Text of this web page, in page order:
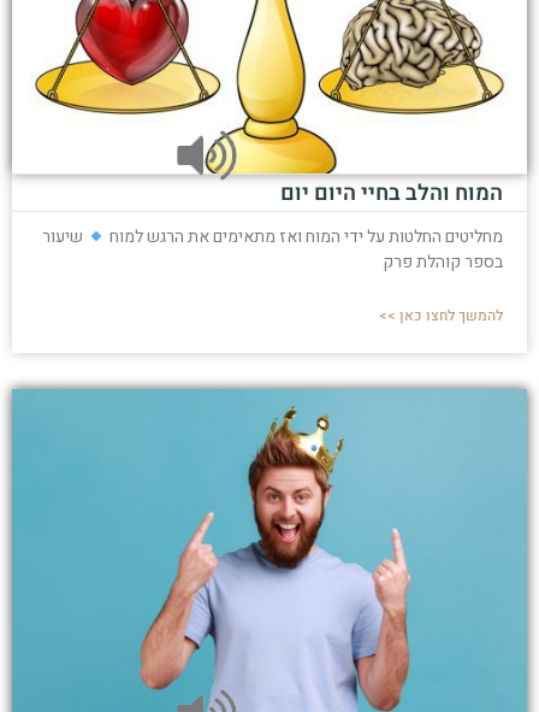
המוח והלב בחיי היום יום
מחליטים החלטות על ידי המוח ואז מתאימים את הרגש למוח
שיעור
בספר קוהלת פרק
להמשך לחצו כאן >>